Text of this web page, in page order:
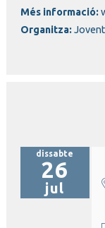
Més informació:
Organitza:
dissabte
26
jul